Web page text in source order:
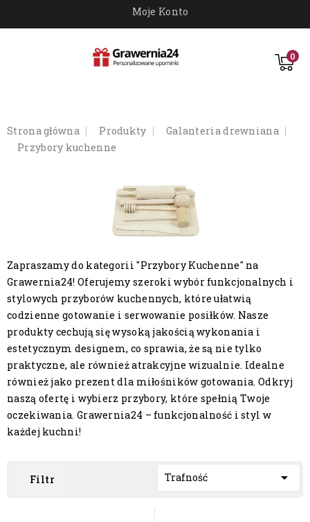
Moje Konto
0
strona główna produkty
galanteria drewniana
przybory kuchenne
Zapraszamy do kategorii "Przybory Kuchenne" na
Grawernia24! Oferujemy szeroki wybór funkcjonalnych i
stylowych przyborów kuchennych, które ułatwią
codzienne gotowanie i serwowanie posiłków. Nasze
produkty cechują się wysoką jakością wykonania i
estetycznym designem, co sprawia, że są nie tylko
praktyczne, ale również atrakcyjne wizualnie. Idealne
również jako prezent dla miłośników gotowania. Odkryj
naszą ofertę i wybierz przybory, które spełnią Twoje
oczekiwania. Grawernia24 – funkcjonalność i styl w
każdej kuchni!
Filtr Trafność 